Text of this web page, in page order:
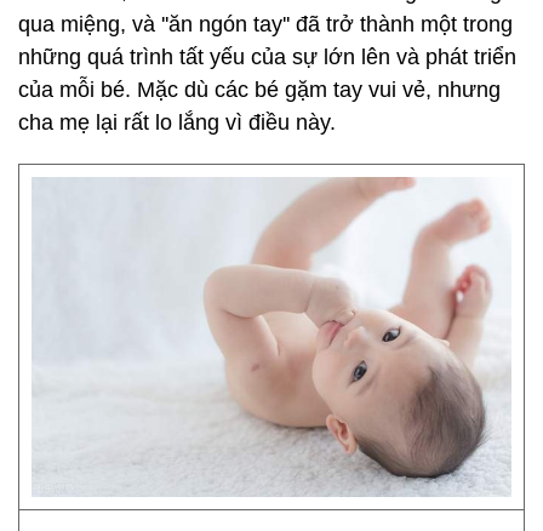
qua miệng, và ''ăn ngón tay'' đã trở thành một trong
những quá trình tất yếu của sự lớn lên và phát triển
của mỗi bé. Mặc dù các bé gặm tay vui vẻ, nhưng
cha mẹ lại rất lo lắng vì điều này.